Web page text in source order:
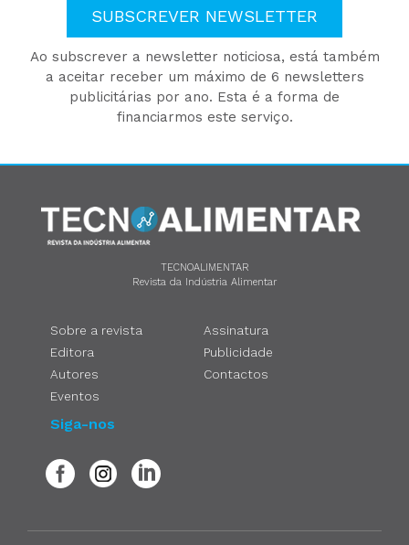
SUBSCREVER NEWSLETTER
Ao subscrever a newsletter noticiosa, está também
a aceitar receber um máximo de 6 newsletters
publicitárias por ano. Esta é a forma de
financiarmos este serviço.
TECNOALIMENTAR
Revista da Indústria Alimentar
Sobre a revista
Editora
Autores
Eventos
Assinatura
Publicidade
Contactos
Siga-nos